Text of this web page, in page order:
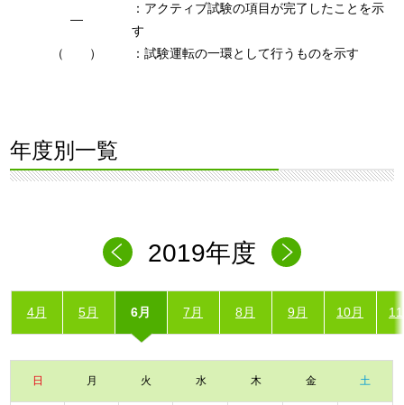
―
：アクティブ試験の項目が完了したことを示
す
（ ）
：試験運転の一環として行うものを示す
年度別一覧
2019年度
4月 5月 6月 7月 8月 9月 10月
日 月 火 水 木 金 土